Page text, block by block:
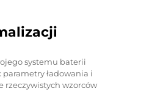
systemu baterii
parametry ładowania i
rzeczywistych wzorców